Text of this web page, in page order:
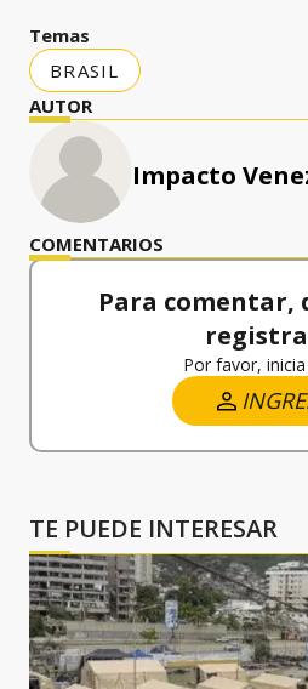
Temas
BRASIL
AUTOR
Impacto
COMENTARIOS
Para comentar,
Por favor,
TE PUEDE INTERESAR